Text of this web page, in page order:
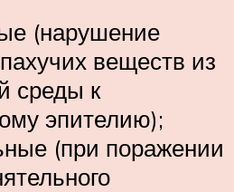
(нарушение
веществ из
среды к
эпителию);
(при поражении